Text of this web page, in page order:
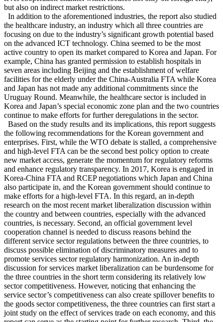
but also on indirect market restrictions.
In addition to the aforementioned industries, the report also studied
the healthcare industry, an industry which all three countries are
focusing on due to the industry’s significant growth potential based
on the advanced ICT technology. China seemed to be the most
active country to open its market compared to Korea and Japan. For
example, China has granted permission to establish hospitals in
seven areas including Beijing and the establishment of welfare
facilities for the elderly under the China-Australia FTA while Korea
and Japan has not made any additional commitments since the
Uruguay Round. Meanwhile, the healthcare sector is included in
Korea and Japan’s special economic zone plan and the two countries
continue to make efforts for further deregulations in the sector.
Based on the study results and its implications, this report suggests
the following recommendations for the Korean government and
enterprises. First, while the WTO debate is stalled, a comprehensive
and high-level FTA can be the second best policy option to create
new market access, generate the momentum for regulatory reforms
and enhance regulatory transparency. In 2017, Korea is engaged in
Korea-China FTA and RCEP negotiations which Japan and China
also participate in, and the Korean government should continue to
make efforts for a high-level FTA. In this regard, an in-depth
research on the most recent market liberalization discussion within
the country and between countries, especially with the advanced
countries, is necessary. Second, an official government level
cooperation channel is needed to discuss reasons behind the
different service sector regulations between the three countries, to
discuss possible elimination of discriminatory measures and to
promote services sector regulatory harmonization. An in-depth
discussion for services market liberalization can be burdensome for
the three countries in the short term considering its relatively low
sector competitiveness. However, noticing that enhancing the
service sector’s competitiveness can also create spillover benefits to
the goods sector competitiveness, the three countries can first start a
joint study on the effect of services trade on each economy, and this